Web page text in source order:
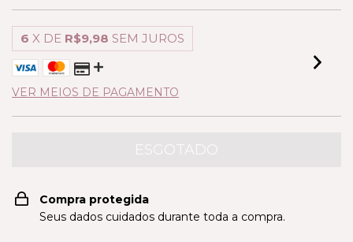
6 X DE R$9,98 SEM JUROS
VER MEIOS DE PAGAMENTO
Compra protegida
Seus dados cuidados durante toda a compra.